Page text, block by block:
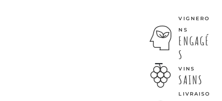
VIGNERO
NS
ENGAGÉ
S
VINS
SAINS
LIVRAISO